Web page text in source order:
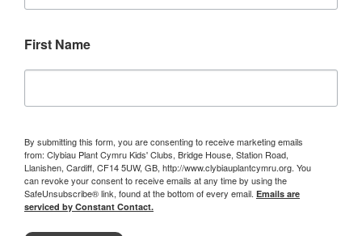
First Name
By submitting this form, you are consenting to receive marketing emails
from: Clybiau Plant Cymru Kids' Clubs, Bridge House, Station Road,
Llanishen, Cardiff, CF14 5UW, GB, http://www.clybiauplantcymru.org. You
can revoke your consent to receive emails at any time by using the
SafeUnsubscribe® link, found at the bottom of every email. Emails are
serviced by Constant Contact.